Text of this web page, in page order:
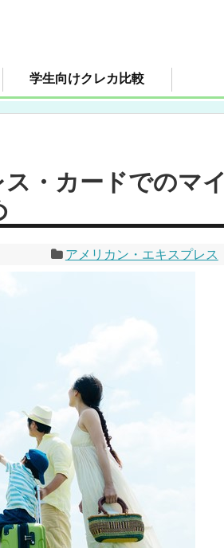
学生向けクレカ比較
・カードでのマイ
アメリカン・エキスプレス